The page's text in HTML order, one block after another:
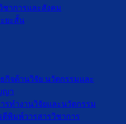
ชาการและสังคม
ยะสั้น
กิจด้านวิจัย นวัตกรรมและ
ญา
รทำงานวิจัยและนวัตกรรม
ตีพิมพ์วารสารวิชาการ